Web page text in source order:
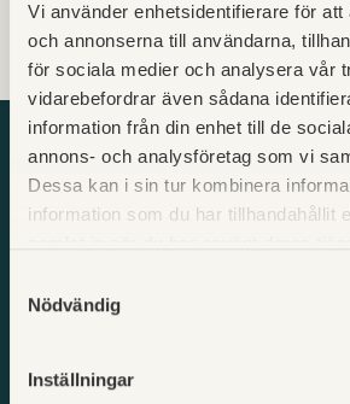
Vi använder enhetsidentifierare för att
och annonserna till användarna,
för sociala medier och analysera vår
vidarebefordrar även sådana
information från din enhet till de
annons- och analysföretag som vi
Dessa kan i sin tur kombinera
information som du har tillhandahållit
Nödvändig
Inställningar
Läs kundreferens
Vi kan hjälpa dig
dina